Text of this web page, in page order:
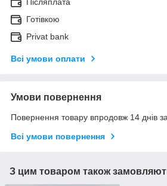
Післяплата
Готівкою
Privat bank
Всі умови оплати
Умови повернення
Повернення товару впродовж 14 днів
Всі умови повернення
З цим товаром також